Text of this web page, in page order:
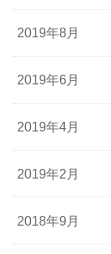
2019年8月
2019年6月
2019年4月
2019年2月
2018年9月